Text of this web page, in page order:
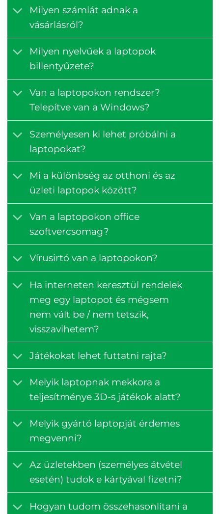
Milyen számlát adnak a
vásárlásról?
Milyen nyelvűek a laptopok
billentyűzete?
Van a laptopokon rendszer?
Telepítve van a Windows?
Személyesen ki lehet próbálni a
laptopokat?
Mi a különbség az otthoni és az
üzleti laptopok között?
Van a laptopokon office
szoftvercsomag?
Vírusirtó van a laptopokon?
Ha interneten keresztül rendelek
meg egy laptopot és mégsem
nem vált be / nem tetszik,
visszavihetem?
Játékokat lehet futtatni rajta?
Melyik laptopnak mekkora a
teljesítménye 3D-s játékok alatt?
Melyik gyártó laptopját érdemes
megvenni?
Az üzletekben (személyes átvétel
esetén) tudok e kártyával fizetni?
Hogyan tudom összehasonlítani a